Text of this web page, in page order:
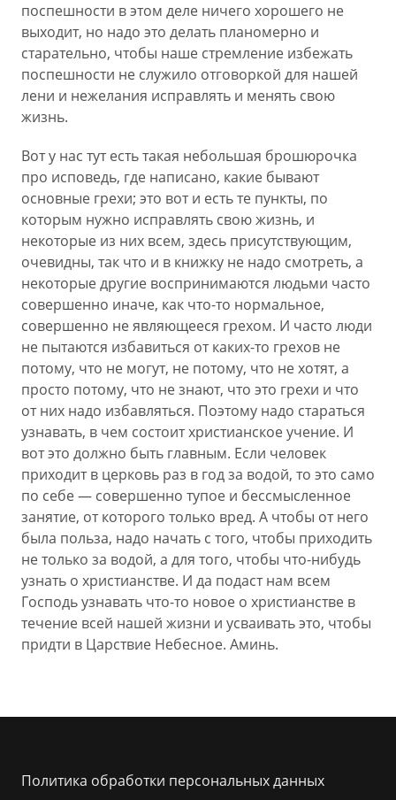
поспешности в этом деле ничего хорошего не
выходит, но надо это делать планомерно и
старательно, чтобы наше стремление избежать
поспешности не служило отговоркой для нашей
лени и нежелания исправлять и менять свою
жизнь.
Вот у нас тут есть такая небольшая брошюрочка
про исповедь, где написано, какие бывают
основные грехи; это вот и есть те пункты, по
которым нужно исправлять свою жизнь, и
некоторые из них всем, здесь присутствующим,
очевидны, так что и в книжку не надо смотреть, а
некоторые другие воспринимаются людьми часто
совершенно иначе, как что-то нормальное,
совершенно не являющееся грехом. И часто люди
не пытаются избавиться от каких-то грехов не
потому, что не могут, не потому, что не хотят, а
просто потому, что не знают, что это грехи и что
от них надо избавляться. Поэтому надо стараться
узнавать, в чем состоит христианское учение. И
вот это должно быть главным. Если человек
приходит в церковь раз в год за водой, то это само
по себе — совершенно тупое и бессмысленное
занятие, от которого только вред. А чтобы от него
была польза, надо начать с того, чтобы приходить
не только за водой, а для того, чтобы что-нибудь
узнать о христианстве. И да подаст нам всем
Господь узнавать что-то новое о христианстве в
течение всей нашей жизни и усваивать это, чтобы
придти в Царствие Небесное. Аминь.
Политика обработки персональных данных